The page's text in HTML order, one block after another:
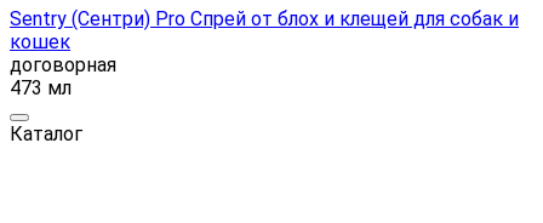
Sentry (Сентри) Pro Cпрей от блох и клещей для собак и
кошек
договорная
473 мл
Каталог